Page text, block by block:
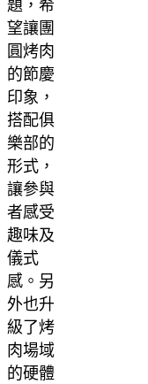
題，希
望讓團
圓烤肉
的節慶
印象，
搭配俱
樂部的
形式，
讓參與
者感受
趣味及
儀式
感。另
外也升
級了烤
肉場域
的硬體